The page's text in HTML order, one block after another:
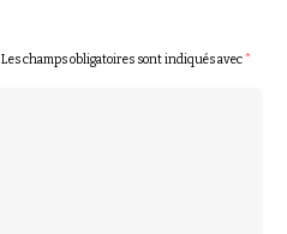
Les champs obligatoires sont indiqués avec*